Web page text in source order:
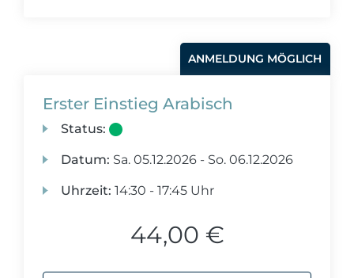
ANMELDUNG MÖGLICH
Erster Einstieg Arabisch
Status:
Datum: Sa. 05.12.2026 - So. 06.12.2026
Uhrzeit: 14:30 - 17:45 Uhr
44,00 €